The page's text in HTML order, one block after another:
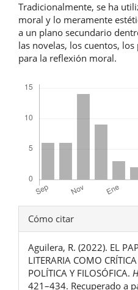
Tradicionalmente, se ha
moral y lo meramente
a un plano secundario
las novelas, los cuentos,
para la reflexión moral.
Detalles
del
artículo
Cómo citar
Aguilera, R. (2022). EL
LITERARIA COMO
POLÍTICA Y FILOSÓFICA.
421–434. Recuperado a